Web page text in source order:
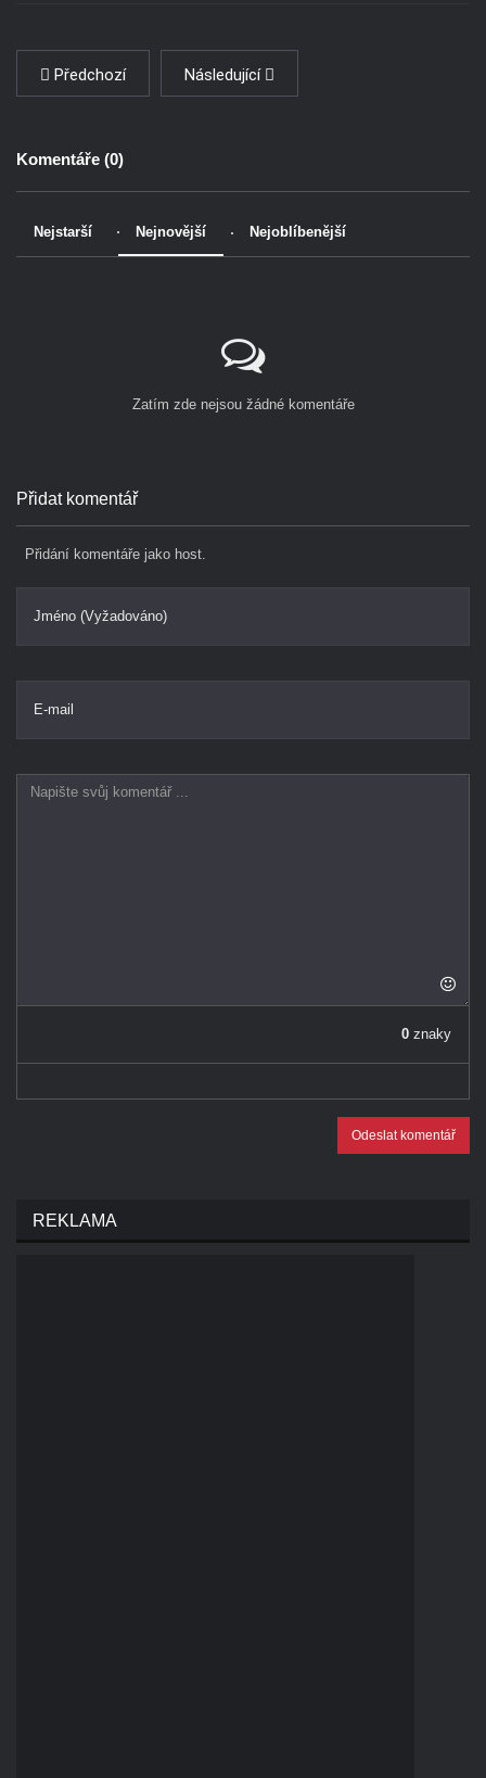
Předchozí Následující
Komentáře (0)
Nejstarší Nejnovější Nejoblíbenější
Zatím zde nejsou žádné komentáře
Přidat komentář
Přidání komentáře jako host.
Jméno (Vyžadováno)
E-mail
0 znaky
Odeslat komentář
REKLAMA